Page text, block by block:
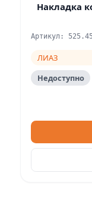
Накладка
Артикул:
ЛИАЗ
Недоступно